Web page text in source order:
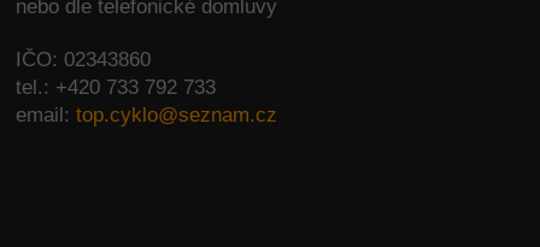
nebo dle telefonické domluvy
IČO: 02343860
tel.: +420 733 792 733
email:top.cyklo@seznam.cz